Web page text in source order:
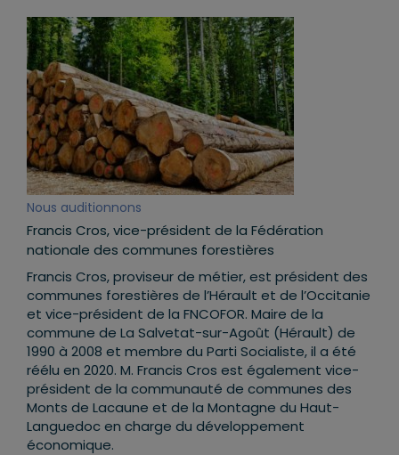
Nous auditionnons
Francis Cros, vice-président de la Fédération
nationale des communes forestières
Francis Cros, proviseur de métier, est président des
communes forestières de l’Hérault et de l’Occitanie
et vice-président de la FNCOFOR. Maire de la
commune de La Salvetat-sur-Agoût (Hérault) de
1990 à 2008 et membre du Parti Socialiste, il a été
réélu en 2020. M. Francis Cros est également vice-
président de la communauté de communes des
Monts de Lacaune et de la Montagne du Haut-
Languedoc en charge du développement
économique.